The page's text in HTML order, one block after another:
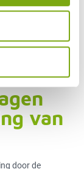
eigen
het eerste
u deze
als u zelf mag
van
door de